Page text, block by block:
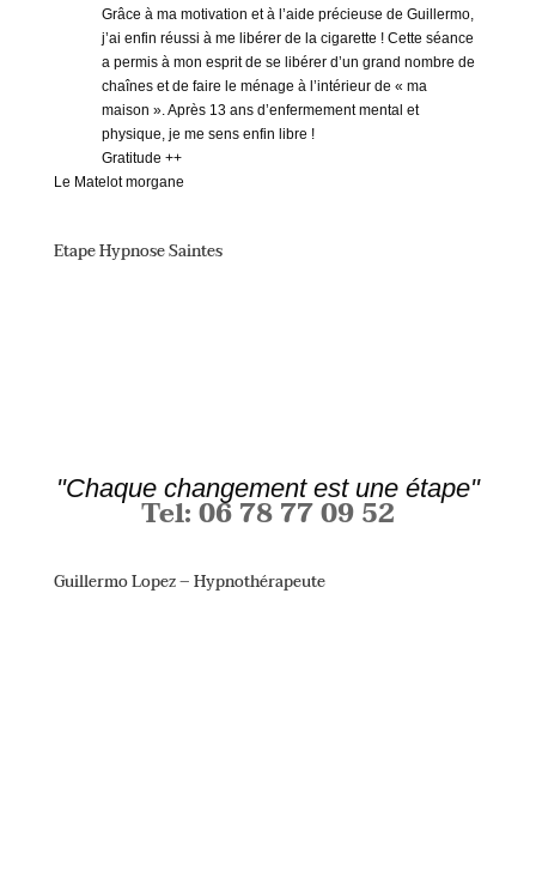
Grâce à ma motivation et à l’aide précieuse de Guillermo,
j’ai enfin réussi à me libérer de la cigarette ! Cette séance
a permis à mon esprit de se libérer d’un grand nombre de
chaînes et de faire le ménage à l’intérieur de « ma
maison ». Après 13 ans d’enfermement mental et
physique, je me sens enfin libre !
Gratitude ++
Le Matelot morgane
Etape Hypnose Saintes
"Chaque changement est une étape"
Tel: 06 78 77 09 52
Guillermo Lopez – Hypnothérapeute